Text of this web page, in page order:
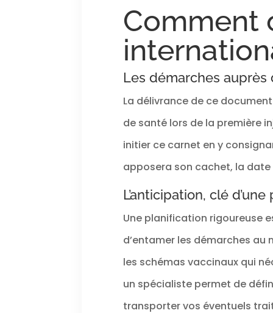
Les
en
à
sac
Comment
Les démarches
La délivrance de ce
de santé lors de la première
initier ce carnet en y
apposera son cachet, la
L’anticipation, clé
Une planification rigoureuse
d’entamer les démarches
les schémas vaccinaux qui
un spécialiste permet de
transporter vos éventuels